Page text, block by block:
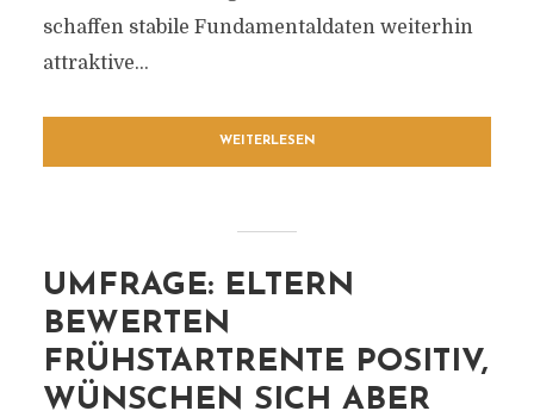
schaffen stabile Fundamentaldaten weiterhin
attraktive...
WEITERLESEN
UMFRAGE: ELTERN
BEWERTEN
FRÜHSTARTRENTE POSITIV,
WÜNSCHEN SICH ABER